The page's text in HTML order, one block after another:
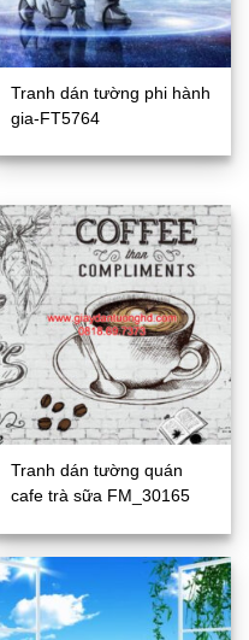
Tranh dán tường phi hành
gia-FT5764
Tranh dán tường quán
cafe trà sữa FM_30165